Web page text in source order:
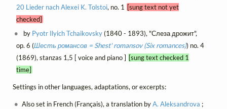
20 Lieder nach Alexei K. Tolstoi, no. 1
[sung text not yet
checked]
by Pyotr Ilyich Tchaikovsky(1840 - 1893), "Слеза дрожит",
op. 6 (Шесть романсов = Shest' romansov (Six romances)) no. 4
(1869), stanzas 1,5 [ voice and piano ] [sung text checked 1
time]
Settings in other languages, adaptations, or excerpts:
Also set in French (Français), a translation byA. Aleksandrova ;